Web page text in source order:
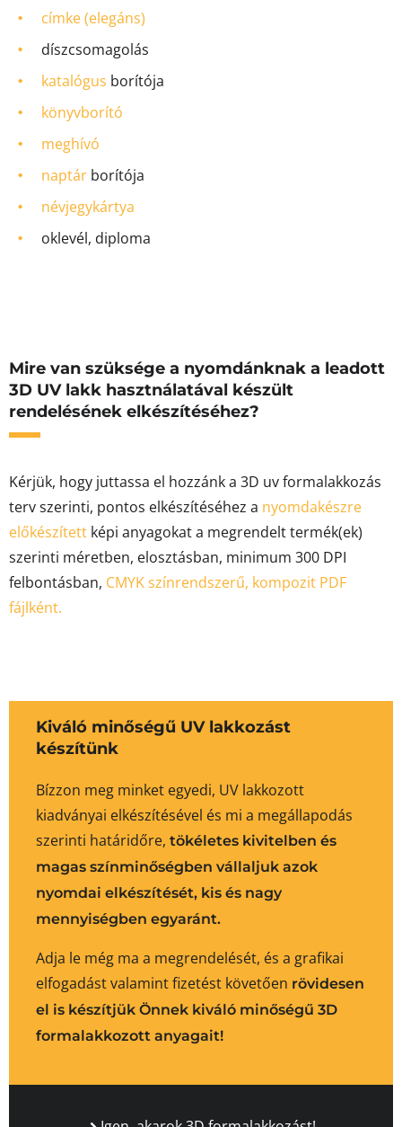
címke (elegáns)
díszcsomagolás
katalógus borítója
könyvborító
meghívó
naptár borítója
névjegykártya
oklevél, diploma
Mire van szüksége a nyomdánknak a leadott
3D UV lakk hasztnálatával készült
rendelésének elkészítéséhez?
Kérjük, hogy juttassa el hozzánk a 3D uv formalakkozás
terv szerinti, pontos elkészítéséhez a nyomdakészre
előkészített képi anyagokat a megrendelt termék(ek)
szerinti méretben, elosztásban, minimum 300 DPI
felbontásban, CMYK színrendszerű, kompozit PDF
fájlként.
Kiváló minőségű UV lakkozást
készítünk
Bízzon meg minket egyedi, UV lakkozott
kiadványai elkészítésével és mi a megállapodás
szerinti határidőre, tökéletes kivitelben és
magas színminőségben vállaljuk azok
nyomdai elkészítését, kis és nagy
mennyiségben egyaránt.
Adja le még ma a megrendelését, és a grafikai
elfogadást valamint fizetést követően rövidesen
el is készítjük Önnek kiváló minőségű 3D
formalakkozott anyagait!